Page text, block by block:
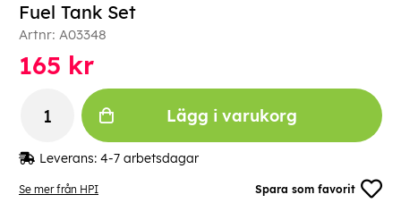
Se mer från HPI Spara som favorit
Fuel Tank Set
Artnr: A03348
165 kr
Lägg i varukorg
Leverans: 4-7 arbetsdagar